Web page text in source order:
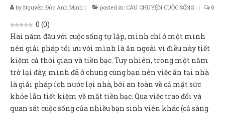
Dịch vụ hỗ trợ
Sản Phẩm
Giúp đỡ
Liên hệ
byNguyễn Đức Anh Minh | posted in: CÂU CHUYỆN CUỘC SỐNG | 0
0 (0)
Hai năm đầu với cuộc sống tự lập, mình chỉ ở một mình
nên giải pháp tối ưu với mình là ăn ngoài vì điều này tiết
kiệm cả thời gian và tiền bạc. Tuy nhiên, trong một năm
trở lại đây, mình đã ở chung cùng bạn nên việc ăn tại nhà
là giải pháp ích nước lợi nhà, bởi an toàn về cả mặt sức
khỏe lẫn tiết kiệm về mặt tiền bạc. Qua việc trao đổi và
quan sát cuộc sống của nhiều bạn sinh viên khác (cả sáng